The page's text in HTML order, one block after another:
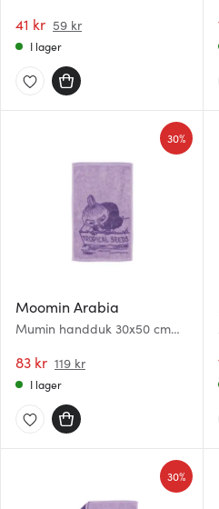
41 kr 59 kr
I lager
Moomin Arabia
Mumin handduk 30x50 cm
83 kr 119 kr
30%
I lager
30%